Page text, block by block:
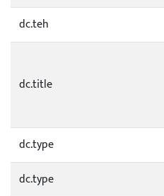
dc.teh
dc.title
dc.type
dc.type